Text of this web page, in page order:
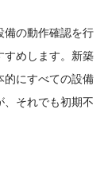
備の動作確認を行
すめします。新築
的にすべての設備
、それでも初期不